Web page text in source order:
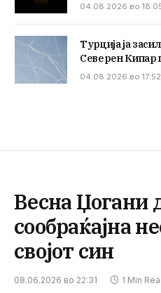
04.08.2026 во
Турција ја
Северен Кипар
04.08.2026 во 17:52
Весна Џогани
сообраќајна
својот син
08.06.2026 во 22:31 1 Min